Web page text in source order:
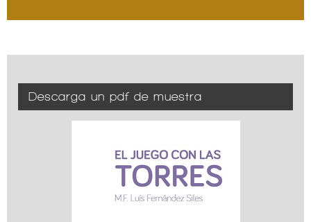
Descarga un pdf de muestra